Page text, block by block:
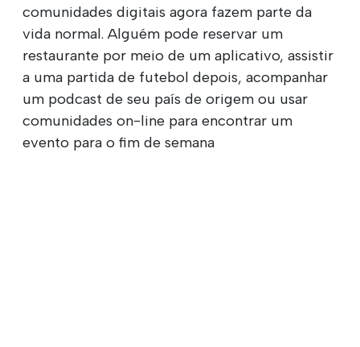
comunidades digitais agora fazem parte da
vida normal. Alguém pode reservar um
restaurante por meio de um aplicativo, assistir
a uma partida de futebol depois, acompanhar
um podcast de seu país de origem ou usar
comunidades on-line para encontrar um
evento para o fim de semana